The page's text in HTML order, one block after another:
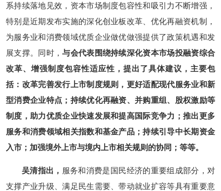
系持续落地见效，资本市场制度包容性和吸引力不断增强，
特别是近期发布实施的深化创业板改革、优化再融资机制，
为服务业和消费领域优质企业做优做强提供了政策机遇和发
展支撑。同时，与会代表围绕持续深化资本市场投融资综合
改革、增强制度包容性适应性，提出了具体建议，主要包
括：改革完善发行上市制度规则，更好适配现代服务业和新
型消费企业特点；持续优化再融资、并购重组、股权激励等
制度，助力优质企业快速发展和提高国际竞争力；推出更多
服务和消费领域相关指数和基金产品；持续引导中长期资金
入市；加强境外上市与境内上市相关规则的协同；等等。
吴清指出， 服务和消费是国民经济的重要组成部分，对
支撑产业升级、满足民生需要、带动就业扩容等具有重要意